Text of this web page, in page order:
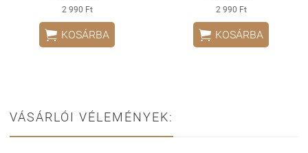
2 990 Ft
 KOSÁRBA
2 990 Ft
 KOSÁRBA
VÁSÁRLÓI VÉLEMÉNYEK: